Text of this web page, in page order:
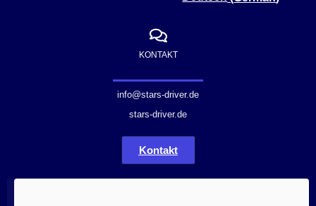
KONTAKT
info@stars-driver.de
stars-driver.de
Kontakt